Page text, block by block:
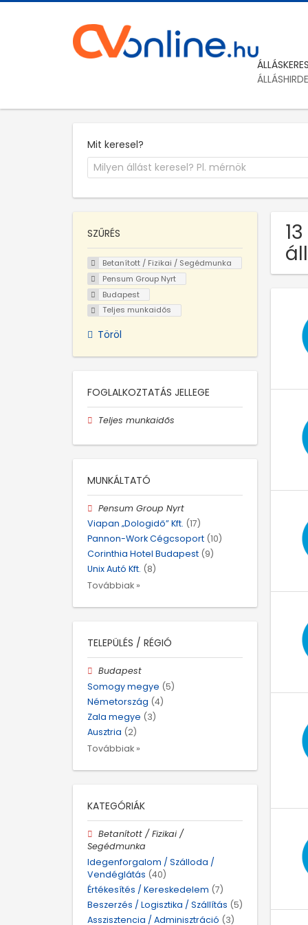
Mit keresel?
SZŰRÉS
Betanított / Fizikai / Segédmunka
Pensum Group Nyrt
Budapest
Teljes munkaidős
Töröl
FOGLALKOZTATÁS JELLEGE
Teljes munkaidős
MUNKÁLTATÓ
Pensum Group Nyrt
Viapan „Dologidő” Kft. (17)
Pannon-Work Cégcsoport (10)
Corinthia Hotel Budapest (9)
Unix Autó Kft. (8)
Továbbiak »
TELEPÜLÉS / RÉGIÓ
Budapest
Somogy megye (5)
Németország (4)
Zala megye (3)
Ausztria (2)
Továbbiak »
KATEGÓRIÁK
Betanított / Fizikai /
Segédmunka
Idegenforgalom / Szálloda /
Vendéglátás (40)
Értékesítés / Kereskedelem (7)
Beszerzés / Logisztika / Szállítás (5)
Asszisztencia / Adminisztráció (3)